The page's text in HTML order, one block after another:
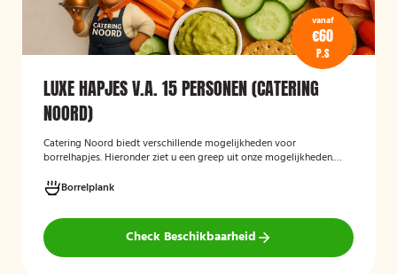
vanaf
€60
P.S
LUXE HAPJES V.A. 15 PERSONEN (CATERING
NOORD)
Catering Noord biedt verschillende mogelijkheden voor
borrelhapjes. Hieronder ziet u een greep uit onze mogelijkheden.
recepties of een andere gelegenheid.
Borrelplank
Check Beschikbaarheid